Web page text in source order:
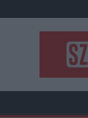
to